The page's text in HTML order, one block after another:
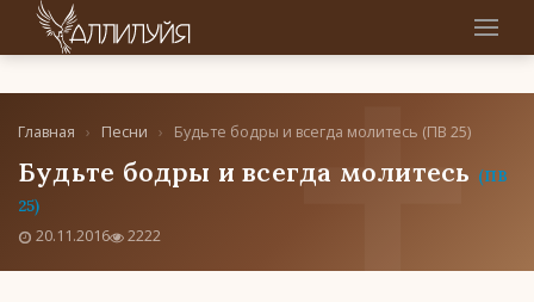
Главная › Песни › Будьте бодры и всегда молитесь (ПВ 25)
Будьте бодры и всегда молитесь (ПВ
25)
20.11.2016 2222